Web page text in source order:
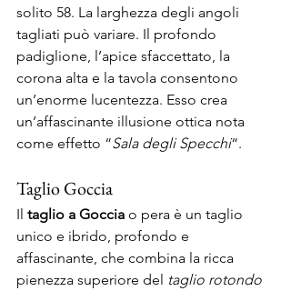
solito 58. La larghezza degli angoli
tagliati può variare. Il profondo
padiglione, l’apice sfaccettato, la
corona alta e la tavola consentono
un’enorme lucentezza. Esso crea
un’affascinante illusione ottica nota
come effetto “Sala degli Specchi“.
Taglio Goccia
Il taglio a Goccia o pera è un taglio
unico e ibrido, profondo e
affascinante, che combina la ricca
pienezza superiore del taglio rotondo